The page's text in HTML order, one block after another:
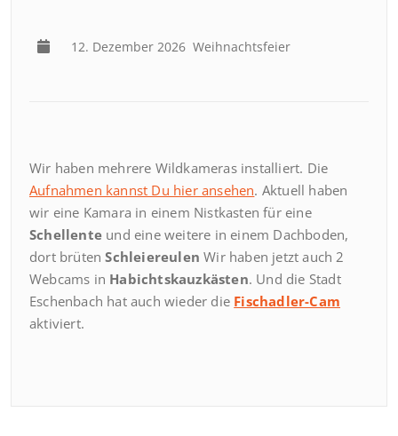
12. Dezember 2026 Weihnachtsfeier
Wir haben mehrere Wildkameras installiert. Die
Aufnahmen kannst Du hier ansehen. Aktuell haben
wir eine Kamara in einem Nistkasten für eine
Schellente und eine weitere in einem Dachboden,
dort brütenSchleiereulen Wir haben jetzt auch 2
Webcams in Habichtskauzkästen. Und die Stadt
Eschenbach hat auch wieder die Fischadler-Cam
aktiviert.